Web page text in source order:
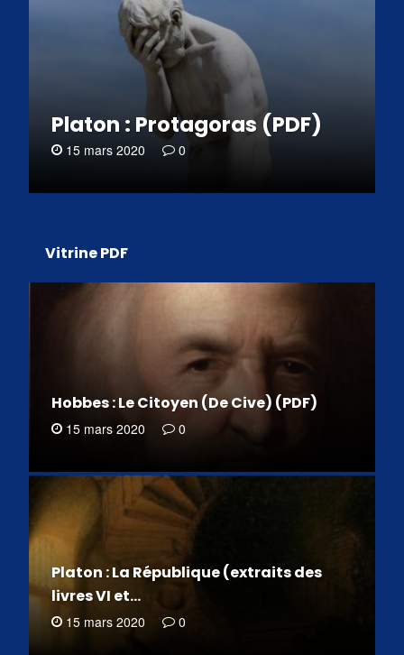
Platon : Protagoras (PDF)
15 mars 2020 0
Vitrine PDF
Hobbes : Le Citoyen (De Cive) (PDF)
15 mars 2020 0
Platon : La République (extraits des
livres VI et…
15 mars 2020 0